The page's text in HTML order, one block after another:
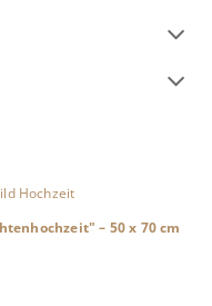
Hochzeit
– 50 x 70 cm